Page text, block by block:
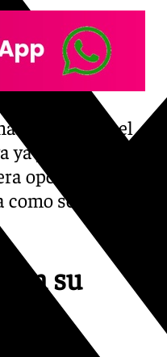
son el
jugó en
opción gana
segundo
en su